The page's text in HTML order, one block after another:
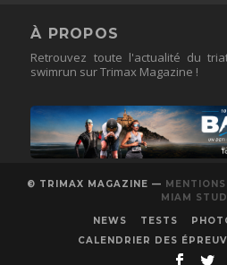
À PROPOS
Retrouvez toute l'actualité du
swimrun sur Trimax Magazine !
© TRIMAX MAGAZINE —
MIAM
NEWS
TESTS
CALENDRIER DES